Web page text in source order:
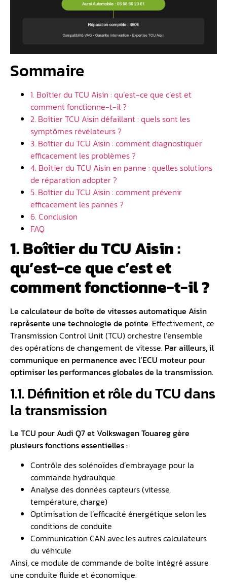
Sommaire
1. Boîtier du TCU Aisin : qu’est-ce que c’est et
comment fonctionne-t-il ?
2. Boîtier TCU Aisin défaillant : quels sont les
symptômes révélateurs ?
3. Boîtier du TCU Aisin : comment diagnostiquer
efficacement les problèmes ?
4. Boîtier du TCU Aisin en panne : quelles solutions
de réparation adopter ?
5. Boîtier du TCU Aisin : comment prévenir
efficacement les pannes ?
6. Conclusion
FAQ
1. Boîtier du TCU Aisin :
qu’est-ce que c’est et
comment fonctionne-t-il ?
Le calculateur de boîte de vitesses automatique Aisin
représente une technologie de pointe. Effectivement, ce
Transmission Control Unit (TCU) orchestre l’ensemble
des opérations de changement de vitesse. Par ailleurs, il
communique en permanence avec l’ECU moteur pour
optimiser les performances globales de la transmission.
1.1. Définition et rôle du TCU dans
la transmission
Le TCU pour Audi Q7 et Volkswagen Touareg gère
plusieurs fonctions essentielles :
Contrôle des solénoïdes d’embrayage pour la
commande hydraulique
Analyse des données capteurs (vitesse,
température, charge)
Optimisation de l’efficacité énergétique selon les
conditions de conduite
Communication CAN avec les autres calculateurs
du véhicule
Ainsi, ce module de commande de boîte intégré assure
une conduite fluide et économique.